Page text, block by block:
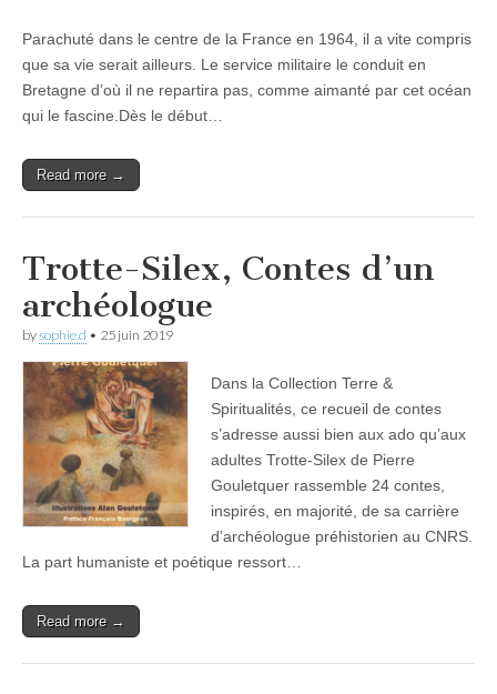
Parachuté dans le centre de la France en 1964, il a vite compris
que sa vie serait ailleurs. Le service militaire le conduit en
Bretagne d’où il ne repartira pas, comme aimanté par cet océan
qui le fascine.Dès le début…
Read more →
Trotte-Silex, Contes d’un
archéologue
bysophie.d • 25 juin 2019
Dans la Collection Terre &
Spiritualités, ce recueil de contes
s’adresse aussi bien aux ado qu’aux
adultes Trotte-Silex de Pierre
Gouletquer rassemble 24 contes,
inspirés, en majorité, de sa carrière
d’archéologue préhistorien au CNRS.
La part humaniste et poétique ressort…
Read more →